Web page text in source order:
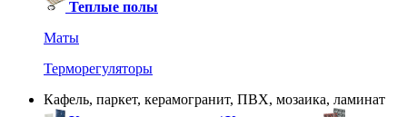
Теплые полы
Маты
Терморегуляторы
Кафель, паркет, керамогранит, ПВХ, мозаика, ламинат